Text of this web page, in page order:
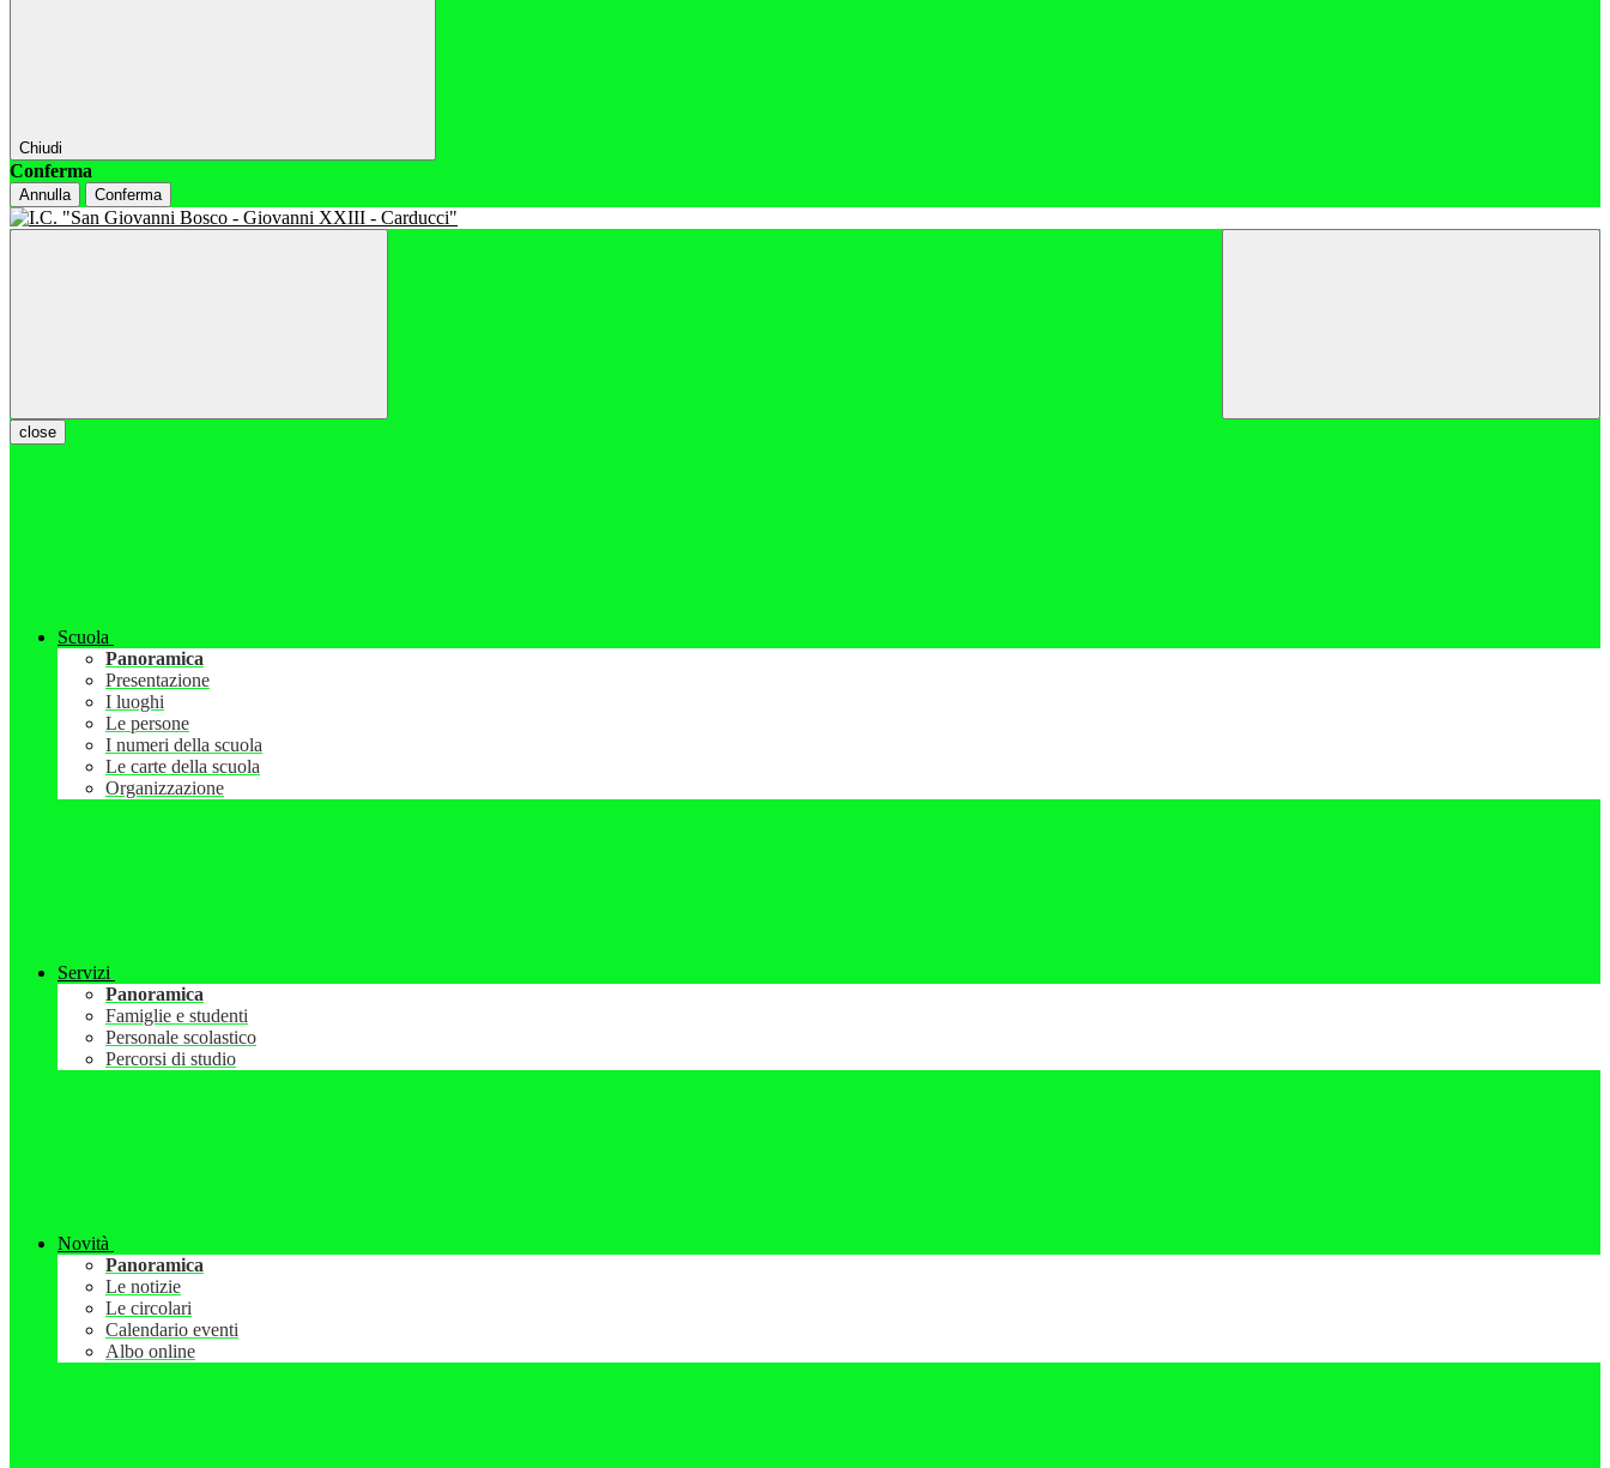
Chiudi
Conferma
Annulla Conferma
close
Scuola
Panoramica
Presentazione
I luoghi
Le persone
I numeri della scuola
Le carte della scuola
Organizzazione
Servizi
Panoramica
Famiglie e studenti
Personale scolastico
Percorsi di studio
Novità
Panoramica
Le notizie
Le circolari
Calendario eventi
Albo online